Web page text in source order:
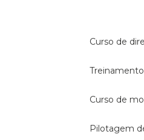
curso de
curso de
pilotagem